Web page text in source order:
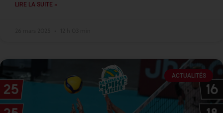
LIRE LA SUITE »
ACTUALITÉS